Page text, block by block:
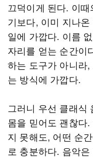
끄덕이게 된다. 이
기보다, 이미 지나
일에 가깝다. 이름
자리를 얻는 순간이
하는 도구가 아니라
는 방식에 가깝다.
그러니 우선 클래식
몸을 믿어도 괜찮다
지 못해도, 어떤 순
로 충분하다. 음악